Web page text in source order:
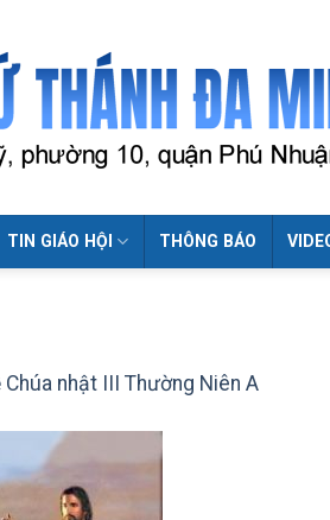
TIN GIÁO HỘI THÔNG BÁO
Chúa nhật III Thường Niên A